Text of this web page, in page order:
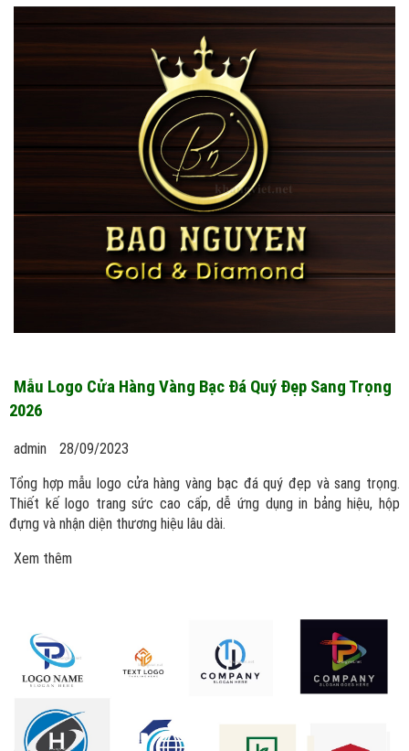
Mẫu Logo Cửa Hàng Vàng Bạc Đá Quý Đẹp Sang Trọng
2026
admin
28/09/2023
Tổng hợp mẫu logo cửa hàng vàng bạc đá quý đẹp và sang trọng.
Thiết kế logo trang sức cao cấp, dễ ứng dụng in bảng hiệu, hộp
đựng và nhận diện thương hiệu lâu dài.
Xem thêm